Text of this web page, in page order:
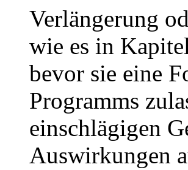
Verlängerung
wie es in
bevor sie eine
Programms
einschlägigen
Auswirkungen